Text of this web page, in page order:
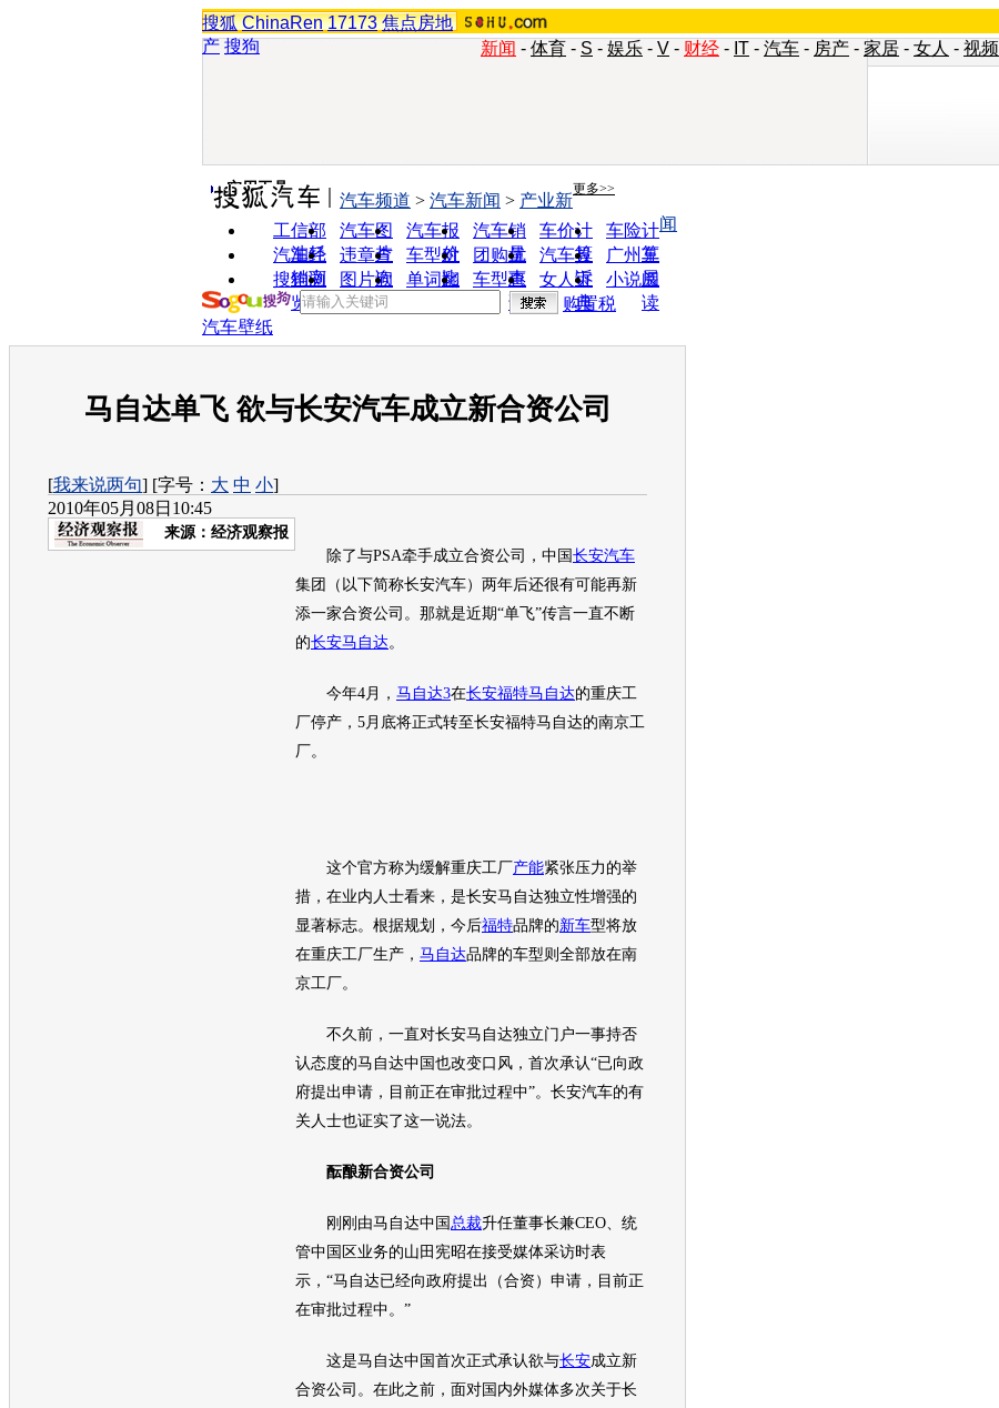
搜狐 ChinaRen 17173 焦点房地
产 搜狗 新闻 - 体育 - S - 娱乐 - V - 财经 - IT - 汽车 - 房产 - 家居 - 女人 - 视频
实用工具 更多>>
工信部
油耗
汽车图
片
汽车报
价
汽车销
量
车价计
算
车险计
算
汽车经
销商
违章查
询
车型对
比
团购优
惠
汽车投
诉
广州车
展
搜狗浏
览器
图片欣
赏
单词翻
车型查
询
女人宝
典
小说阅
读
汽车频道 > 汽车新闻 > 产业新
闻
购置税
汽车壁纸
马自达单飞 欲与长安汽车成立新合资公司
[我来说两句] [字号： 大 中 小]
2010年05月08日10:45
来源： 经济观察报
除了与PSA牵手成立合资公司，中国 长安汽车
集团（以下简称长安汽车）两年后还很有可能再新
添一家合资公司。那就是近期“单飞”传言一直不断
的长安马自达。
今年4月， 马自达3在长安福特马自达的重庆工
厂停产，5月底将正式转至长安福特马自达的南京工
厂。
这个官方称为缓解重庆工厂产能紧张压力的举
措，在业内人士看来，是长安马自达独立性增强的
显著标志。根据规划，今后福特品牌的新车型将放
在重庆工厂生产， 马自达品牌的车型则全部放在南
京工厂。
不久前，一直对长安马自达独立门户一事持否
认态度的马自达中国也改变口风，首次承认“已向政
府提出申请，目前正在审批过程中”。 长安汽车的有
关人士也证实了这一说法。
酝酿新合资公司
刚刚由马自达中国 总裁升任董事长兼CEO、统
管中国区业务的山田宪昭在接受媒体采访时表
示，“马自达已经向政府提出（合资）申请，目前正
在审批过程中。”
这是马自达中国首次正式承认欲与长安成立新
合资公司。在此之前，面对国内外媒体多次关于长